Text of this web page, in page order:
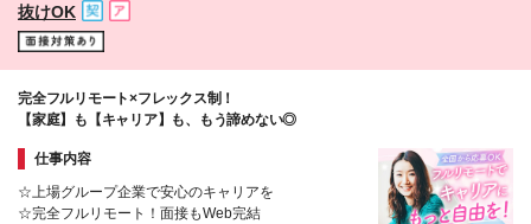
抜けOK
完全フルリモート×フレックス制！
【家庭】も【キャリア】も、もう諦めない◎
仕事内容
☆上場グループ企業で安心のキャリアを
☆完全フルリモート！面接もWeb完結